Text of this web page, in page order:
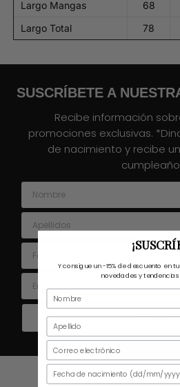
Largo Mangas
68
Largo Total
78
SUSCRÍBETE A
Recibe información
promociones exclusivas.
de nacimiento y recibe
Nombre
Apellidos
Fecha nacimiento
Email
Y consigue un-15% de descuento en
novedades y